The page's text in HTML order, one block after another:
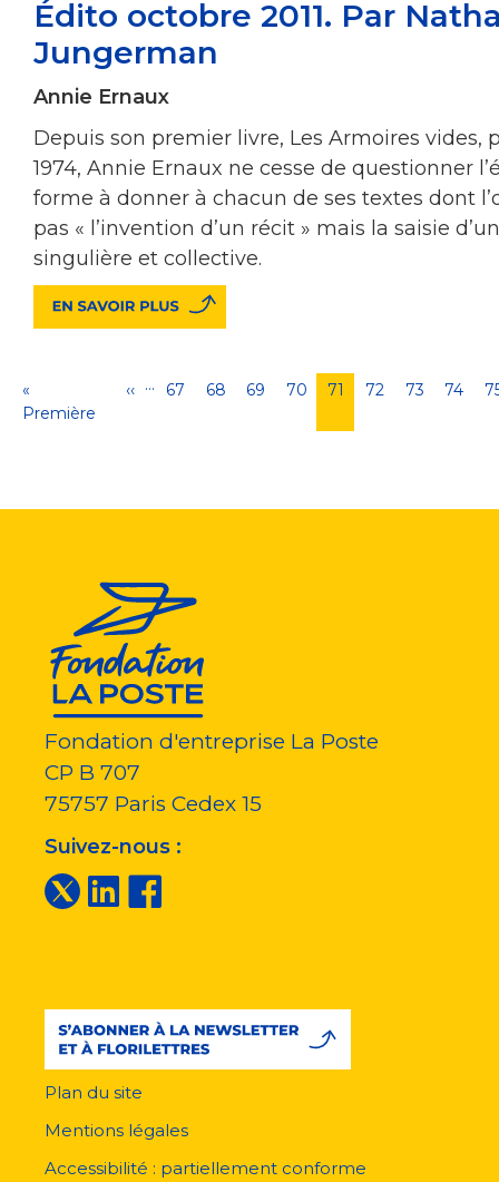
Édito octobre 2011. Par
Jungerman
Annie Ernaux
Depuis son premier livre, Les Armoires vides,
1974, Annie Ernaux ne cesse de questionner
forme à donner à chacun de ses textes dont
pas « l’invention d’un récit » mais la saisie
singulière et collective.
Pagination
Première
page
«
Première
Page
‹‹ … Page
67 Page
68 Page
69 Page
70
Page
71 Page
72 Page
73 Page
74
Fondation d'entreprise La Poste
CP B 707
75757 Paris Cedex 15
Suivez-nous :
pied
page
Plan du site
Mentions légales
Accessibilité : partiellement conforme